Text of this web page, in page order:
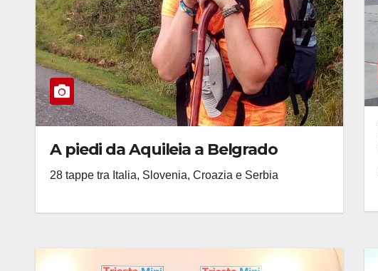
A piedi da Aquileia a Belgrado
28 tappe tra Italia, Slovenia, Croazia e Serbia